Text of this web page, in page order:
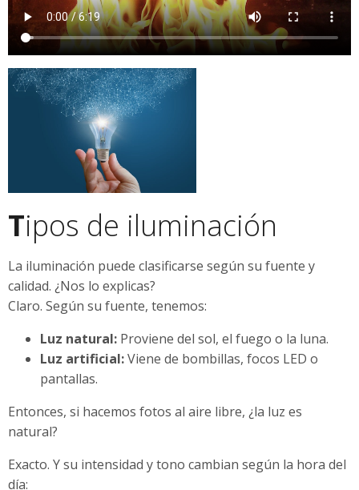
Tipos de iluminación
La iluminación puede clasificarse según su fuente y
calidad. ¿Nos lo explicas?
Claro. Según su fuente, tenemos:
Luz natural: Proviene del sol, el fuego o la luna.
Luz artificial:Viene de bombillas, focos LED o
pantallas.
Entonces, si hacemos fotos al aire libre, ¿la luz es
natural?
Exacto. Y su intensidad y tono cambian según la hora del
día: